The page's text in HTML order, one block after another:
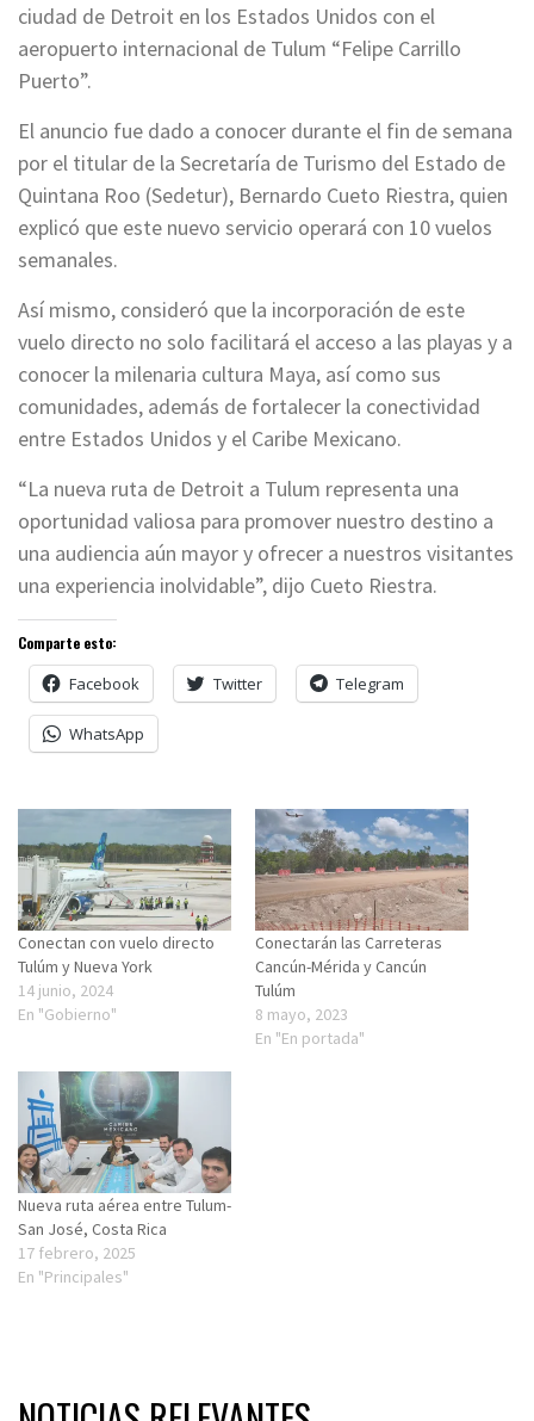
ciudad de Detroit en los Estados Unidos con el
aeropuerto internacional de Tulum “Felipe Carrillo
Puerto”.
El anuncio fue dado a conocer durante el fin de semana
por el titular de la Secretaría de Turismo del Estado de
Quintana Roo (Sedetur), Bernardo Cueto Riestra, quien
explicó que este nuevo servicio operará con 10 vuelos
semanales.
Así mismo, consideró que la incorporación de este
vuelo directo no solo facilitará el acceso a las playas y a
conocer la milenaria cultura Maya, así como sus
comunidades, además de fortalecer la conectividad
entre Estados Unidos y el Caribe Mexicano.
“La nueva ruta de Detroit a Tulum representa una
oportunidad valiosa para promover nuestro destino a
una audiencia aún mayor y ofrecer a nuestros visitantes
una experiencia inolvidable”, dijo Cueto Riestra.
Comparte esto:
Facebook Twitter Telegram
WhatsApp
Conectan con vuelo directo
Tulúm y Nueva York
14 junio, 2024
En "Gobierno"
Conectarán las Carreteras
Cancún-Mérida y Cancún
Tulúm
8 mayo, 2023
En "En portada"
Nueva ruta aérea entre Tulum-
San José, Costa Rica
17 febrero, 2025
En "Principales"